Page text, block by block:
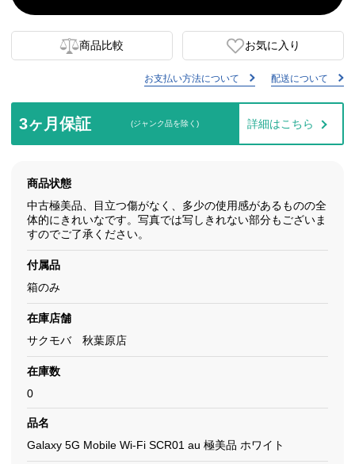
商品比較 お気に入り
お支払い方法について 配送について
3ヶ月保証 (ジャンク品を除く) 詳細はこちら
商品状態
中古極美品、目立つ傷がなく、多少の使用感があるものの全
体的にきれいなです。写真では写しきれない部分もございま
すのでご了承ください。
付属品
箱のみ
在庫店舗
サクモバ 秋葉原店
在庫数
0
品名
Galaxy 5G Mobile Wi-Fi SCR01 au 極美品 ホワイト